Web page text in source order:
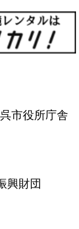
市役所庁舎
興財団